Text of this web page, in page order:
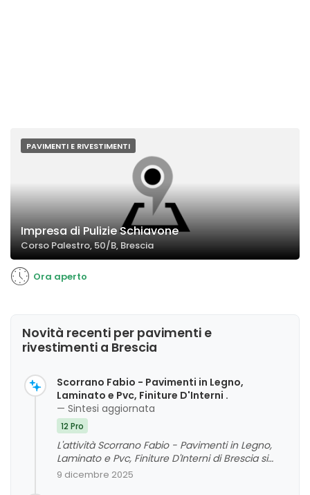
PAVIMENTI E RIVESTIMENTI
Impresa di Pulizie Schiavone
Corso Palestro, 50/B, Brescia
Ora aperto
Novità recenti per pavimenti e
rivestimenti a Brescia
Scorrano Fabio - Pavimenti in Legno,
Laminato e Pvc, Finiture D'Interni .
— Sintesi aggiornata
12 Pro
L'attività Scorrano Fabio - Pavimenti in Legno,
Laminato e Pvc, Finiture D'Interni di Brescia si
distingue per l'elevata qualità dei materiali, la
9 dicembre 2025